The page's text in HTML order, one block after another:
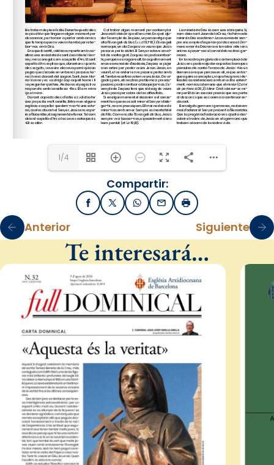
1/4
Compartir:
FacebookX / TwitterWhatsApp
EmailImprimir
Anterior Siguiente
Te interesará…